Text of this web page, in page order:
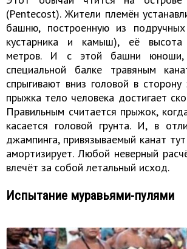
(Pentecost). Жители племён
башню, построенную из
кустарника и камыш), её высота
метров. И с этой башни юноши,
специальной балке травяным
спрыгивают вниз головой в
прыжка тело человека достигает
Правильным считается прыжок,
касается головой грунта. И, в
джампинга, привязываемый канат
амортизирует. Любой неверный
влечёт за собой летальный исход.
Испытание муравьями-пулями